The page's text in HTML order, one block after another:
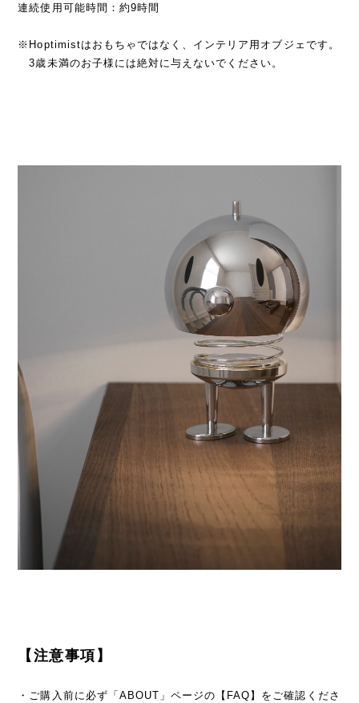
連続使用可能時間：約9時間
※Hoptimistはおもちゃではなく、インテリア用オブジェです。
3歳未満のお子様には絶対に与えないでください。
【注意事項】
・ご購入前に必ず「ABOUT」ページの【FAQ】をご確認くださ